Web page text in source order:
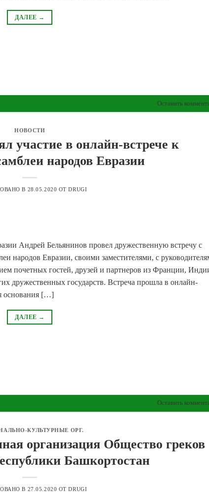
ДАЛЕЕ →
Оставить
НОВОСТИ
участие в онлайн-встрече к
народов Евразии
В 28.05.2020 ОТDRUGI
Андрей Бельянинов провел дружественную встречу с
народов Евразии, своими заместителями, с
почетных гостей, друзей и партнеров из Франции,
дружественных государств. Встреча прошла в онлайн-
основания […]
ДАЛЕЕ →
Оставить
КУЛЬТУРНЫЕ ОРГ.
организация Общество греков
Башкортостан
В 27.05.2020 ОТDRUGI